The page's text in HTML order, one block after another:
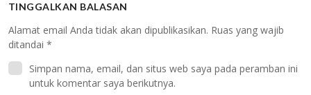
TINGGALKAN BALASAN
Alamat email Anda tidak akan dipublikasikan. Ruas yang wajib
ditandai *
Simpan nama, email, dan situs web saya pada peramban ini
untuk komentar saya berikutnya.